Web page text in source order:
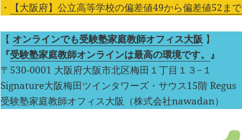
・
【大阪府】公立高等学校の偏差値49から偏差値52まで
【 オンラインでも受験塾家庭教師オフィス大阪 】
『受験塾家庭教師オンラインは最高の環境です。 』
〒530-0001 大阪府大阪市北区梅田１丁目１３−１
Signature大阪梅田ツインタワーズ・サウス15階 Regus
受験塾家庭教師オフィス大阪（株式会社nawadan）